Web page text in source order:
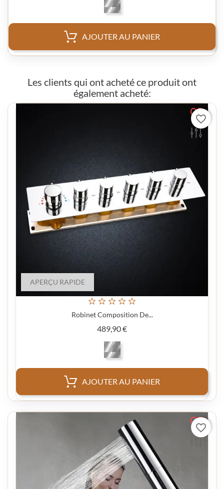
AJOUTER AU PANIER
Les clients qui ont acheté ce produit ont
également acheté:
APERÇU RAPIDE
Robinet Composition De...
489,90 €Prix
AJOUTER AU PANIER
favorite_border
favorite_border